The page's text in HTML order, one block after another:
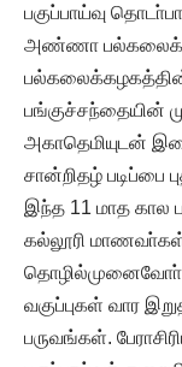
பகுப்பாய்வு
அண்ணா
பங்குச்சந்தையின்
அகாதெமியுடன்
சான்றிதழ் படிப்பை
இந்த 11 மாத கால
கல்லூரி
தொழில்முனைவோா்
வகுப்புகள் வார
பருவங்கள்.